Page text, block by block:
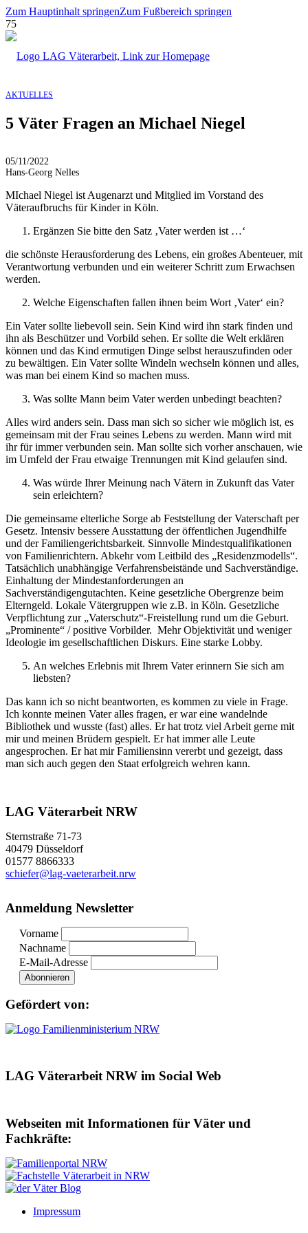
Zum Hauptinhalt springenZum Fußbereich springen
AKTUELLES
5 Väter Fragen an Michael Niegel
05/11/2022
Hans-Georg Nelles
MIchael Niegel ist Augenarzt und Mitglied im Vorstand des
Väteraufbruchs für Kinder in Köln.
Ergänzen Sie bitte den Satz ‚Vater werden ist …‘
die schönste Herausforderung des Lebens, ein großes Abenteuer, mit
Verantwortung verbunden und ein weiterer Schritt zum Erwachsen
werden.
Welche Eigenschaften fallen ihnen beim Wort ‚Vater‘ ein?
Ein Vater sollte liebevoll sein. Sein Kind wird ihn stark finden und
ihn als Beschützer und Vorbild sehen. Er sollte die Welt erklären
können und das Kind ermutigen Dinge selbst herauszufinden oder
zu bewältigen. Ein Vater sollte Windeln wechseln können und alles,
was man bei einem Kind so machen muss.
Was sollte Mann beim Vater werden unbedingt beachten?
Alles wird anders sein. Dass man sich so sicher wie möglich ist, es
gemeinsam mit der Frau seines Lebens zu werden. Mann wird mit
ihr für immer verbunden sein. Man sollte sich vorher anschauen, wie
im Umfeld der Frau etwaige Trennungen mit Kind gelaufen sind.
Was würde Ihrer Meinung nach Vätern in Zukunft das Vater
sein erleichtern?
Die gemeinsame elterliche Sorge ab Feststellung der Vaterschaft per
Gesetz. Intensiv bessere Ausstattung der öffentlichen Jugendhilfe
und der Familiengerichtsbarkeit. Sinnvolle Mindestqualifikationen
von Familienrichtern. Abkehr vom Leitbild des „Residenzmodells“.
Tatsächlich unabhängige Verfahrensbeistände und Sachverständige.
Einhaltung der Mindestanforderungen an
Sachverständigengutachten. Keine gesetzliche Obergrenze beim
Elterngeld. Lokale Vätergruppen wie z.B. in Köln. Gesetzliche
Verpflichtung zur „Vaterschutz“-Freistellung rund um die Geburt.
„Prominente“ / positive Vorbilder. Mehr Objektivität und weniger
Ideologie im gesellschaftlichen Diskurs. Eine starke Lobby.
An welches Erlebnis mit Ihrem Vater erinnern Sie sich am
liebsten?
Das kann ich so nicht beantworten, es kommen zu viele in Frage.
Ich konnte meinen Vater alles fragen, er war eine wandelnde
Bibliothek und wusste (fast) alles. Er hat trotz viel Arbeit gerne mit
mir und meinen Brüdern gespielt. Er hat immer alle Leute
angesprochen. Er hat mir Familiensinn vererbt und gezeigt, dass
man sich auch gegen den Staat erfolgreich wehren kann.
LAG Väterarbeit NRW
Sternstraße 71-73
40479 Düsseldorf
01577 8866333
schiefer@lag-vaeterarbeit.nrw
Anmeldung Newsletter
Vorname
Nachname
E-Mail-Adresse
Gefördert von:
LAG Väterarbeit NRW im Social Web
Webseiten mit Informationen für Väter und
Fachkräfte:
Impressum